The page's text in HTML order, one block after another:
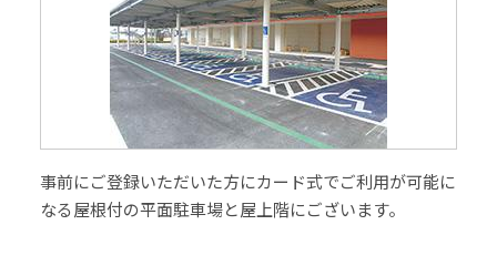
事前にご登録いただいた方にカード式でご利用が可能に
なる屋根付の平面駐車場と屋上階にございます。